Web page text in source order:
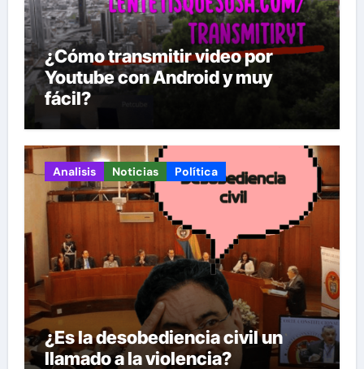
¿Cómo transmitir video por
Youtube con Android y muy
fácil?
Analisis Noticias Política
¿Es la desobediencia civil un
llamado a la violencia?